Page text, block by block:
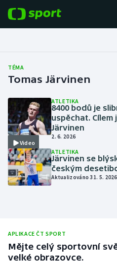
Fotbal
Tenis
Atletika
Cyklistika
DALŠÍ SPORTY
Baseball a softbal
Basketbal
Soutěže
Historické návraty
TÉMA
Tomas Järvinen
Video
ATLETIKA
8400 bodů je
uspěchat. Cílem
Järvinen
2. 6. 2026
ATLETIKA
Järvinen se
českým
Aktualizováno 31. 5. 2026
APLIKACE ČT SPORT
Mějte celý sportovní
velké obrazovce.